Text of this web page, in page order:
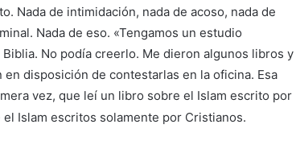
Nada de intimidación, nada de acoso, nada de
Nada de eso. «Tengamos un estudio
No podía creerlo. Me dieron algunos libros y
disposición de contestarlas en la oficina. Esa
vez, que leí un libro sobre el Islam escrito por
Islam escritos solamente por Cristianos.